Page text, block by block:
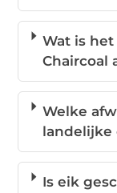
Wat is
Chaircoal
Welke
landelijke
Is eik